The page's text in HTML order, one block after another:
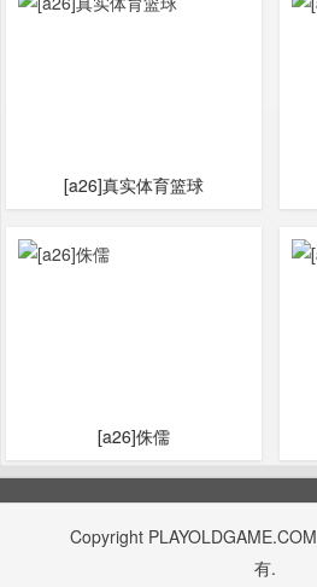
[a26]真实体育篮球
[a26]侏儒
Copyright PLAYOLDGAME.COM
有.